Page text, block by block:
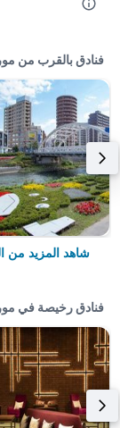
فنادق بالقرب من
شاهد المزيد من
فنادق رخيصة في